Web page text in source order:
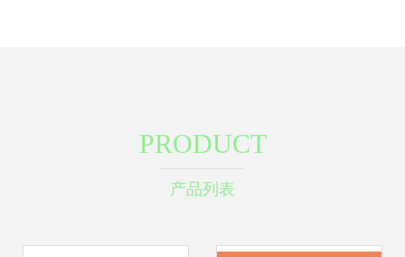
PRODUCT
产品列表